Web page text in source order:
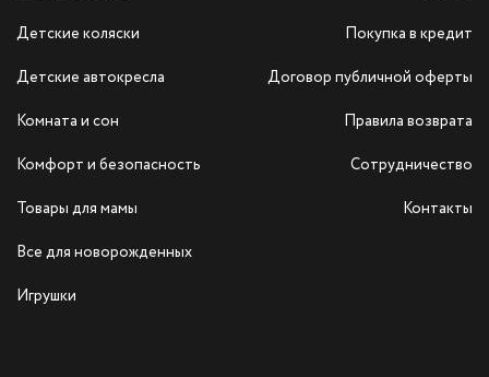
Детские коляски
Детские автокресла
Комната и сон
Комфорт и безопасность
Товары для мамы
Все для новорожденных
Игрушки
Покупка в кредит
Договор публичной оферты
Правила возврата
Сотрудничество
Контакты